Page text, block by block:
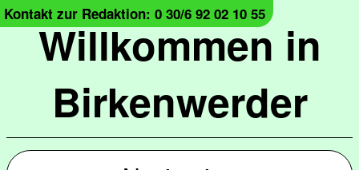
Willkommen in
Birkenwerder
Kontakt zur Redaktion: 0 30/6 92 02 10 55